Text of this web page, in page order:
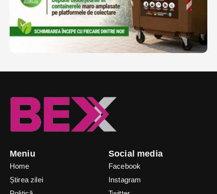
Meniu
Home
Știrea zilei
Social media
Facebook
Instagram